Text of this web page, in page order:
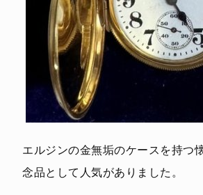
エルジンの金無垢のケースを持つ
念品として人気がありました。